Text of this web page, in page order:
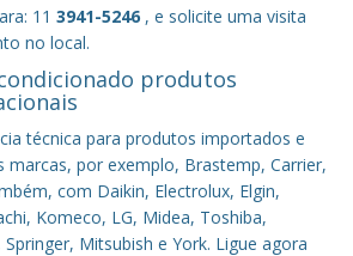
11 3941-5246 , e solicite uma visita
no local.
produtos
técnica para produtos importados e
marcas, por exemplo, Brastemp, Carrier,
com Daikin, Electrolux, Elgin,
Komeco, LG, Midea, Toshiba,
Mitsubish e York. Ligue agora